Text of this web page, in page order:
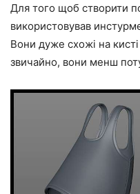
Для того щоб створити
використовував
Вони дуже схожі на
звичайно, вони менш